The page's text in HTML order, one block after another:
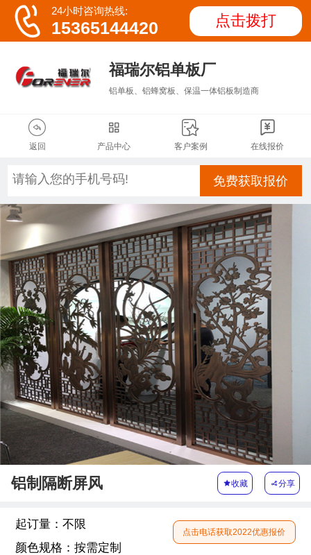
 24小时咨询热线:
15365144420 点击拨打
福瑞尔铝单板厂
铝单板、铝蜂窝板、保温一体铝板制造商

返回

产品中心

客户案例

在线报价
免费获取报价

铝制隔断屏风 收藏 分享
起订量：不限
颜色规格：按需定制
点击电话获取2022优惠报价